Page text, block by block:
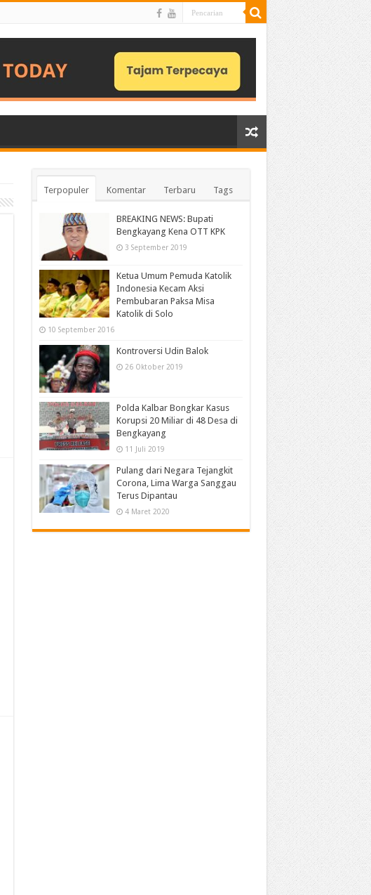
Terpopuler Komentar Terbaru Tags
BREAKING NEWS: Bupati
Bengkayang Kena OTT KPK
3 September 2019
Ketua Umum Pemuda Katolik
Indonesia Kecam Aksi
Pembubaran Paksa Misa
Katolik di Solo
10 September 2016
Kontroversi Udin Balok
26 Oktober 2019
Polda Kalbar Bongkar Kasus
Korupsi 20 Miliar di 48 Desa di
Bengkayang
11 Juli 2019
Pulang dari Negara Tejangkit
Corona, Lima Warga Sanggau
Terus Dipantau
4 Maret 2020